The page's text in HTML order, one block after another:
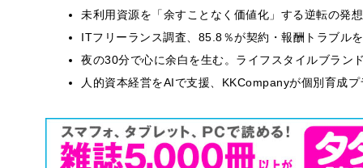
未利用資源を「余すことなく価値化」する逆転の発
ITフリーランス調査、85.8％が契約・報酬トラブ
夜の30分で心に余白を生む。ライフスタイルブラン
人的資本経営をAIで支援、KKCompanyが個別育成